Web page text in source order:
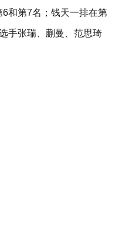
和第7名；钱天一排在第
手张瑞、蒯曼、范思琦